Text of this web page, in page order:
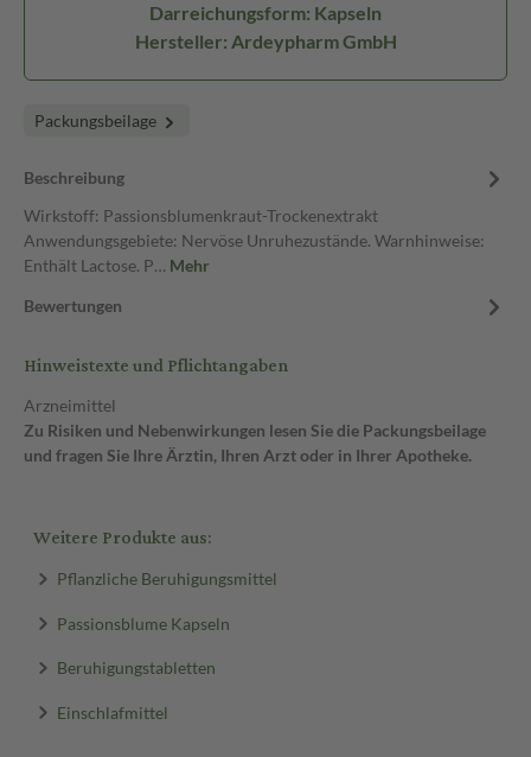
Darreichungsform: Kapseln
Hersteller: Ardeypharm GmbH
Packungsbeilage
Beschreibung
Wirkstoff: Passionsblumenkraut-Trockenextrakt
Anwendungsgebiete: Nervöse Unruhezustände. Warnhinweise:
Enthält Lactose. P… Mehr
Bewertungen
Hinweistexte und Pflichtangaben
Arzneimittel
Zu Risiken und Nebenwirkungen lesen Sie die Packungsbeilage
und fragen Sie Ihre Ärztin, Ihren Arzt oder in Ihrer Apotheke.
Weitere Produkte aus:
Pflanzliche Beruhigungsmittel
Passionsblume Kapseln
Beruhigungstabletten
Einschlafmittel